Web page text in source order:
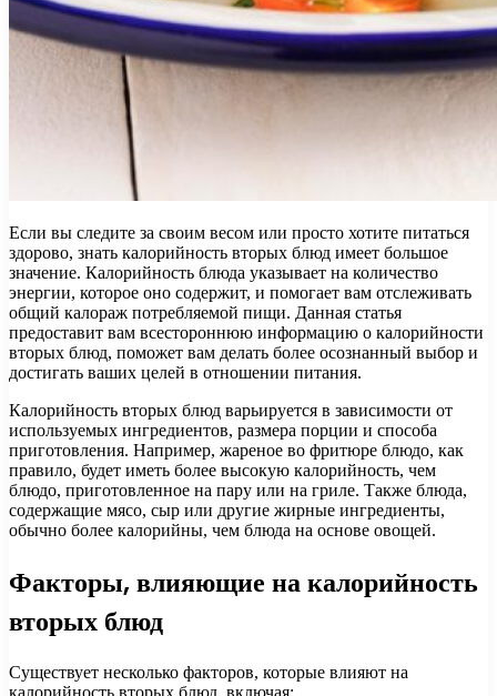
Если вы следите за своим весом или просто хотите питаться
здорово, знать калорийность вторых блюд имеет большое
значение. Калорийность блюда указывает на количество
энергии, которое оно содержит, и помогает вам отслеживать
общий калораж потребляемой пищи. Данная статья
предоставит вам всестороннюю информацию о калорийности
вторых блюд, поможет вам делать более осознанный выбор и
достигать ваших целей в отношении питания.
Калорийность вторых блюд варьируется в зависимости от
используемых ингредиентов, размера порции и способа
приготовления. Например, жареное во фритюре блюдо, как
правило, будет иметь более высокую калорийность, чем
блюдо, приготовленное на пару или на гриле. Также блюда,
содержащие мясо, сыр или другие жирные ингредиенты,
обычно более калорийны, чем блюда на основе овощей.
Факторы, влияющие на калорийность
вторых блюд
Существует несколько факторов, которые влияют на
калорийность вторых блюд, включая: